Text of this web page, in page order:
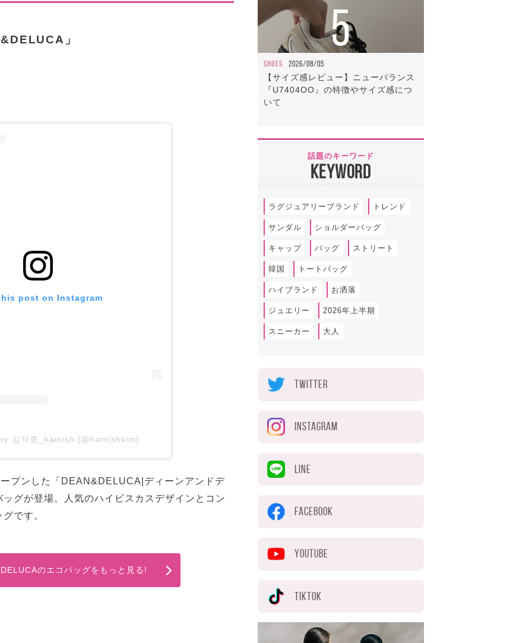
」
post on Instagram
김석종_hamish (@hamishkim)
プンした「DEAN&DELUCA|ディーンアンドデ
グが登場。人気のハイビスカスデザインとコン
です。
のエコバッグをもっと見る!
5
SHOES 2026/08/05
【サイズ感レビュー】ニューバランス
『U7404OO』の特徴やサイズ感につ
いて
話題のキーワード
KEYWORD
ラグジュアリーブランド トレンド
サンダル ショルダーバッグ
キャップ バッグ ストリート
韓国 トートバッグ
ハイブランド お洒落
ジュエリー 2026年上半期
スニーカー 大人
TWITTER
INSTAGRAM
LINE
FACEBOOK
YOUTUBE
TIKTOK